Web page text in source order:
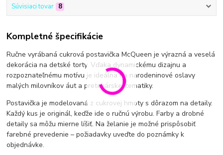
Súvisiaci tovar 8
Kompletné špecifikácie
Ručne vyrábaná cukrová postavička McQueen je výrazná a veselá
dekorácia na detské torty. Vďaka dynamickému dizajnu a
rozpoznateľnému motívu je ideálna na narodeninové oslavy
malých milovníkov áut a pretekárskej tematiky.
Postavička je modelovaná z cukrovej hmoty s dôrazom na detaily.
Každý kus je originál, keďže ide o ručnú výrobu. Farby a drobné
detaily sa môžu mierne líšiť. Na želanie je možné prispôsobiť
farebné prevedenie – požiadavky uveďte do poznámky k
objednávke.